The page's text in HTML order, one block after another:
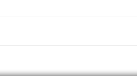
in a Cornfield 2“ erhält